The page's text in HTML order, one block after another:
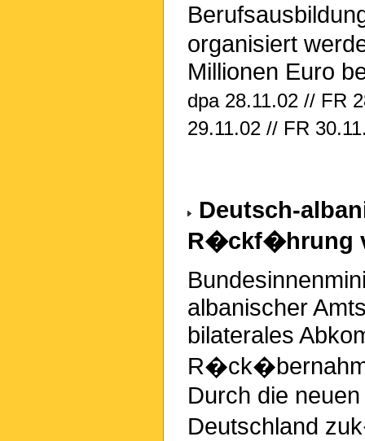
organisiert
Millionen Euro
dpa 28.11.02 // FR
29.11.02 // FR
Deutsch-
R�ckf�hrung
albanischer
bilaterales
Durch die
Deutschland